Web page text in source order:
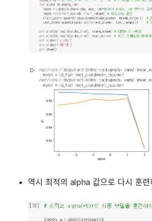
역시 최적의 alpha 값으로 다시 훈련